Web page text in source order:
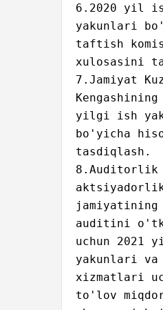
6.2020 yil
yakunlari
taftish
xulosasini
7.Jamiyat
Kengashining
yilgi ish
bo'yicha
tasdiqlash.
8.Auditorlik
jamiyatining
auditini
uchun 2021
yakunlari va
xizmatlari
to'lov